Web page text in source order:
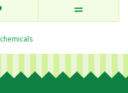
chemicals